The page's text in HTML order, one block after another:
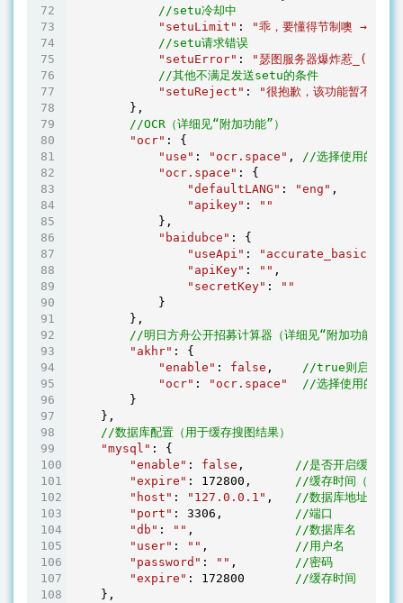
//setu冷却中
"setuLimit" : "乖，要懂得节制噢 →_→"
//setu请求错误
"setuError" :
"瑟图服务器爆炸惹_(:3」
//其他不满足发送setu的条件
"setuReject" :
"很抱歉，该功能暂不开
        },
//OCR（详细见“附加功能”）
"ocr" : {
"use" : "ocr.space" , //选择使用的OCR
"ocr.space" : {
"defaultLANG" : "eng" ,
"apikey" :
""
            },
"baidubce" : {
"useApi" : "accurate_basic"
"apiKey" : "" ,
"secretKey" :
""
            }
        },
//明日方舟公开招募计算器（详细见“附加功能”）
"akhr" : {
"enable" : false , //true则启用
"ocr" : "ocr.space"
//选择使用的OCR
        }
    },
//数据库配置（用于缓存搜图结果）
"mysql" : {
"enable" : false , //是否开启缓存功能
"expire" : 172800 , //缓存时间（秒）
"host" : "127.0.0.1" , //数据库地址
"port" : 3306 , //端口
"db" : "" , //数据库名
"user" : "" , //用户名
"password" : "" , //密码
"expire" : 172800
//缓存时间
    },